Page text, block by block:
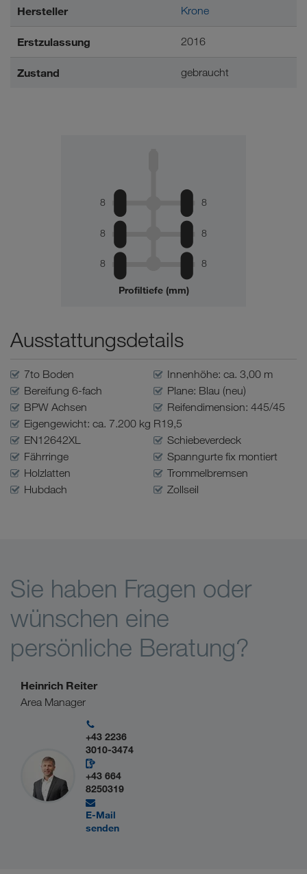
Hersteller Krone
Erstzulassung 2016
Zustand gebraucht
8 8
8 8
8 8
Profiltiefe (mm)
Ausstattungsdetails
7to Boden
Bereifung 6-fach
BPW Achsen
Eigengewicht: ca. 7.200 kg
EN12642XL
Fährringe
Holzlatten
Hubdach
Innenhöhe: ca. 3,00 m
Plane: Blau (neu)
Reifendimension: 445/45
R19,5
Schiebeverdeck
Spanngurte fix montiert
Trommelbremsen
Zollseil
Sie haben Fragen oder
wünschen eine
persönliche Beratung?
Heinrich Reiter
Area Manager
+43 2236
3010-3474
+43 664
8250319
E-Mail
senden